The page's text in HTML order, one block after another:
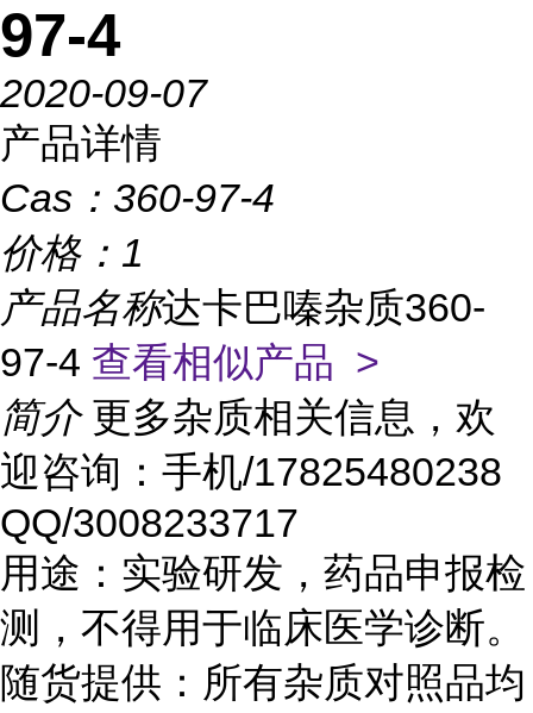
97-4
2020-09-07
产品详情
Cas： 360-97-4
价格： 1
产品名称达卡巴嗪杂质360-
97-4 查看相似产品 >
简介 更多杂质相关信息，欢
迎咨询：手机/17825480238
QQ/3008233717
用途：实验研发，药品申报检
测，不得用于临床医学诊断。
随货提供：所有杂质对照品均